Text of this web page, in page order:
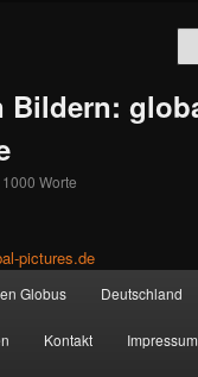
Bildern:
Worte
Globus Deutschland
Kontakt Impressum